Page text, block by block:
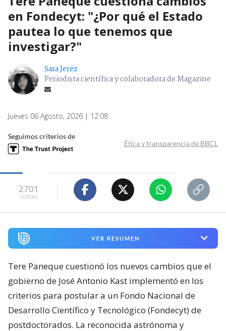
en Fondecyt: "¿Por qué el Estado
pautea lo que tenemos que
investigar?"
Sara Jerez
Periodista científica y colaboradora de Magazine
Jueves 06 Agosto, 2026 | 12:08
Seguimos criterios de
Ética y transparencia de BBCL
2701
visitas
VER RESUMEN
Tere Paneque cuestionó los nuevos cambios que el
gobierno de José Antonio Kast implementó en los
criterios para postular a un Fondo Nacional de
Desarrollo Científico y Tecnológico (Fondecyt) de
postdoctorados. La reconocida astrónoma y